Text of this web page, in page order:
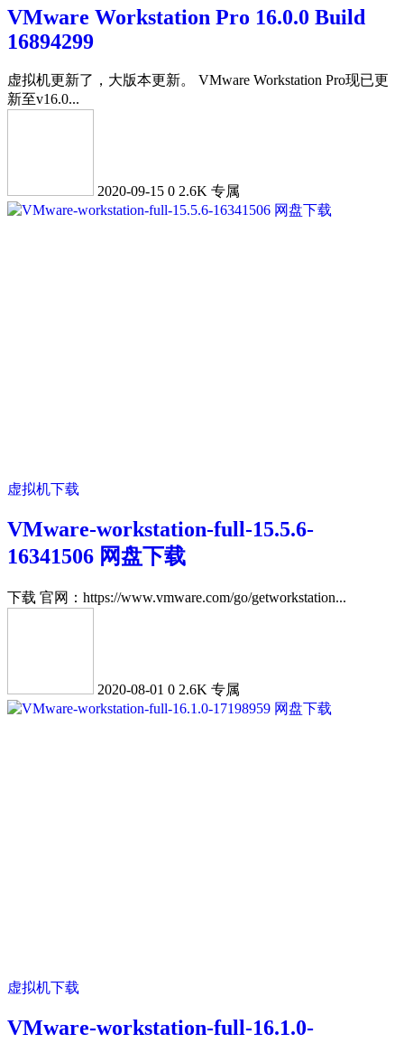
VMware Workstation Pro 16.0.0 Build
16894299
虚拟机更新了，大版本更新。 VMware Workstation Pro现已更
新至v16.0...
2020-09-15 0 2.6K 专属
虚拟机下载
VMware-workstation-full-15.5.6-
16341506 网盘下载
下载 官网：https://www.vmware.com/go/getworkstation...
2020-08-01 0 2.6K 专属
虚拟机下载
VMware-workstation-full-16.1.0-